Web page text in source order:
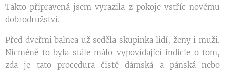
Takto připravená jsem vyrazila z pokoje vstříc novému
dobrodružství.
Před dveřmi balnea už seděla skupinka lidí, ženy i muži.
Nicméně to byla stále málo vypovídající indicie o tom,
zda je tato procedura čistě dámská a pánská nebo